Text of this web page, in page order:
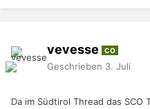
vevesse CO
Geschrieben 3. Juli
Da im Südtirol Thread das